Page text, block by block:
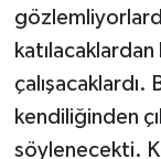
çalışacaklardı.
kendiliğinden
söylenecekti.